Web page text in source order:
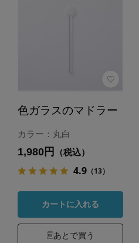
色ガラスのマドラー
カラー：丸白
1,980円 （税込）
4.9（13）
カートに入れる
あとで買う